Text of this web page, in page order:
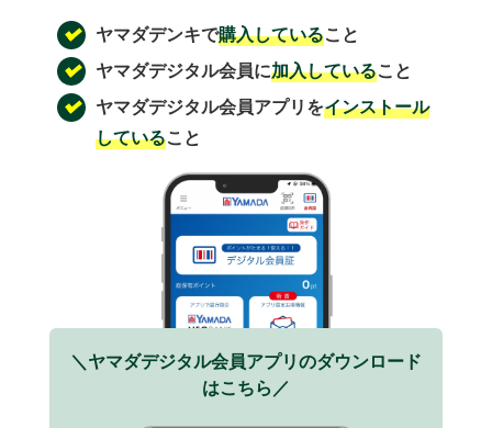
ヤマダデンキで購入していること
ヤマダデジタル会員に加入していること
ヤマダデジタル会員アプリをインストール
していること
＼ヤマダデジタル会員アプリのダウンロード
はこちら／